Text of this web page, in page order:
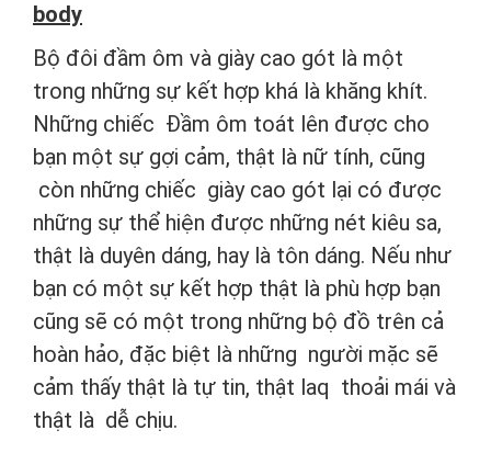
body
Bộ đôi đầm ôm và giày cao gót là một
trong những sự kết hợp khá là khăng khít.
Những chiếc Đầm ôm toát lên được cho
bạn một sự gợi cảm, thật là nữ tính, cũng
còn những chiếc giày cao gót lại có được
những sự thể hiện được những nét kiêu sa,
thật là duyên dáng, hay là tôn dáng. Nếu như
bạn có một sự kết hợp thật là phù hợp bạn
cũng sẽ có một trong những bộ đồ trên cả
hoàn hảo, đặc biệt là những người mặc sẽ
cảm thấy thật là tự tin, thật laq thoải mái và
thật là dễ chịu.